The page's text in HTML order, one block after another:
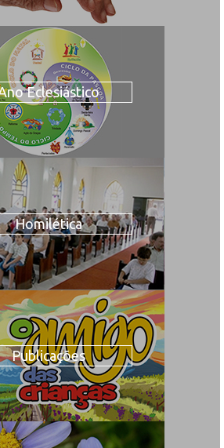
Eclesiástico
Homilética
Publicações